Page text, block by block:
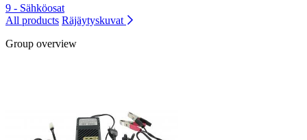
9 - Sähköosat
All products Räjäytyskuvat
Group overview